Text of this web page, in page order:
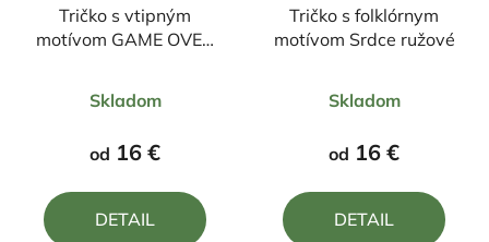
Tričko s vtipným
motívom GAME OVER
hodnotenie
produktu
z
Skladom
od 16 €
DETAIL
Tričko s folklórnym
motívom Srdce ružové
hodnotenie
produktu
z
Skladom
od 16 €
DETAIL